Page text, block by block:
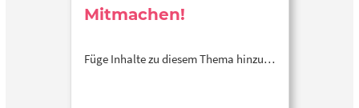
Mitmachen!
Füge Inhalte zu diesem Thema hinzu…